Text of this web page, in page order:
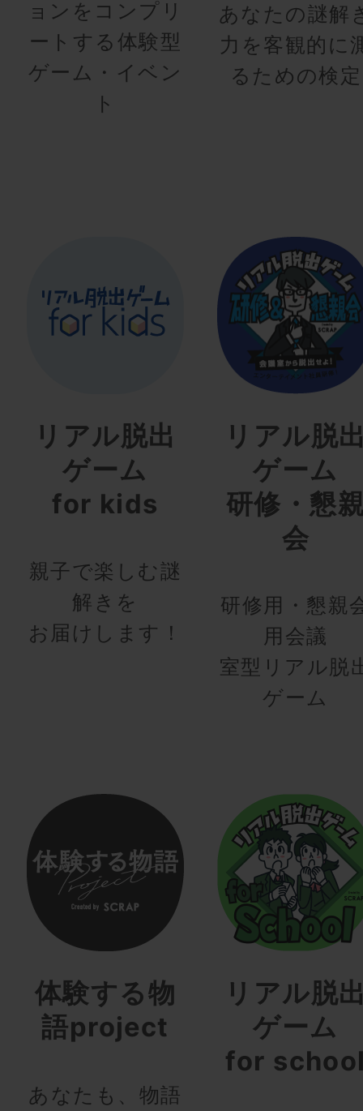
ョンをコンプリ
ートする体験型
ゲーム・イベン
ト
あなたの謎解
力を客観的に
るための検定
リアル脱出
ゲーム
for kids
親子で楽しむ謎
解きを
お届けします！
リアル脱
ゲーム
研修・懇
会
研修用・懇親
用会議
室型リアル脱
ゲーム
体験する物
語project
あなたも、物語
リアル脱
ゲーム
for